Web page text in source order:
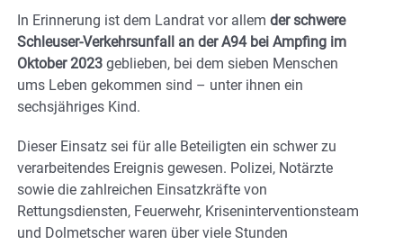
In Erinnerung ist dem Landrat vor allem der schwere
Schleuser-Verkehrsunfall an der A94 bei Ampfing im
Oktober 2023 geblieben, bei dem sieben Menschen
ums Leben gekommen sind – unter ihnen ein
sechsjähriges Kind.
Dieser Einsatz sei für alle Beteiligten ein schwer zu
verarbeitendes Ereignis gewesen. Polizei, Notärzte
sowie die zahlreichen Einsatzkräfte von
Rettungsdiensten, Feuerwehr, Kriseninterventionsteam
und Dolmetscher waren über viele Stunden